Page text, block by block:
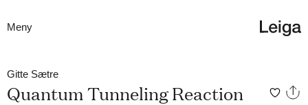
Meny
Gitte Sætre
Quantum Tunneling Reaction